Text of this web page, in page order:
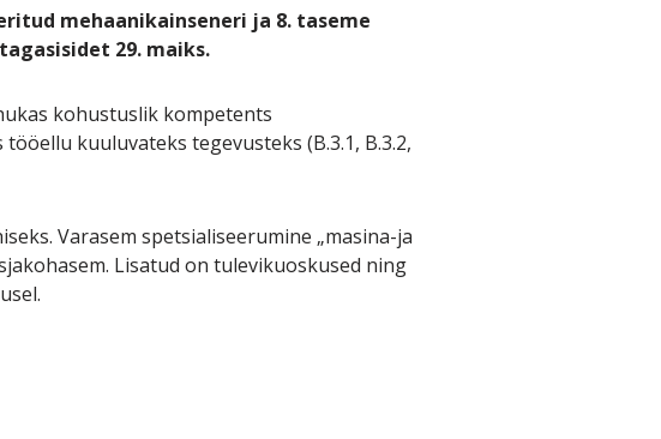
mehaanikainseneri ja 8. taseme
29. maiks.
kohustuslik kompetents
kuuluvateks tegevusteks (B.3.1, B.3.2,
Varasem spetsialiseerumine „masina-ja
Lisatud on tulevikuoskused ning